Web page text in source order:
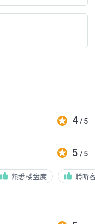
4 / 5
5 / 5
熟悉楼盘度 聆听